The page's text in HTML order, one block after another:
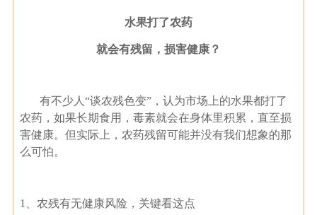
水果打了农药
就会有残留，损害健康？
有不少人“谈农残色变”，认为市场上的水果都打了
农药，如果长期食用，毒素就会在身体里积累，直至损
害健康。但实际上，农药残留可能并没有我们想象的那
么可怕。
1、农残有无健康风险，关键看这点